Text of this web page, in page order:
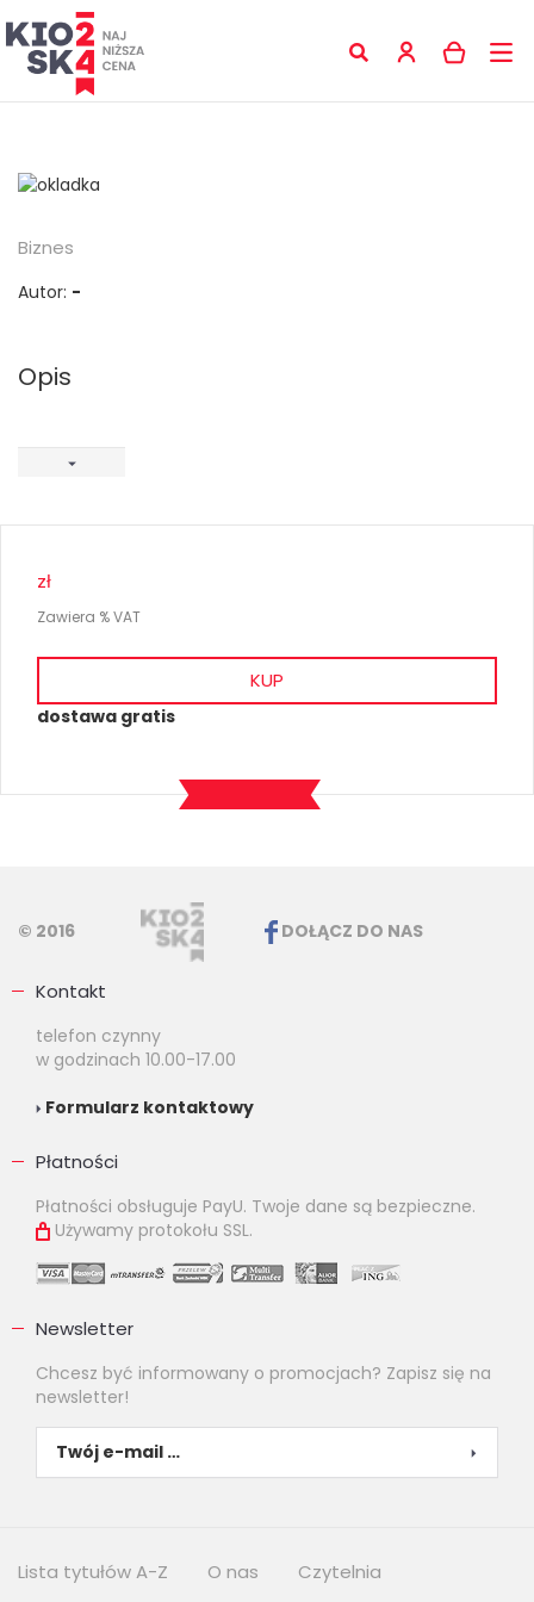
Biznes
Autor: -
Opis
zł
Zawiera % VAT
KUP
dostawa gratis
© 2016 DOŁĄCZ DO NAS
Kontakt
telefon czynny
w godzinach 10.00-17.00
Formularz kontaktowy
Płatności
Płatności obsługuje PayU. Twoje dane są bezpieczne.
Używamy protokołu SSL.
Newsletter
Chcesz być informowany o promocjach? Zapisz się na
newsletter!
Lista tytułów A-Z O nas Czytelnia